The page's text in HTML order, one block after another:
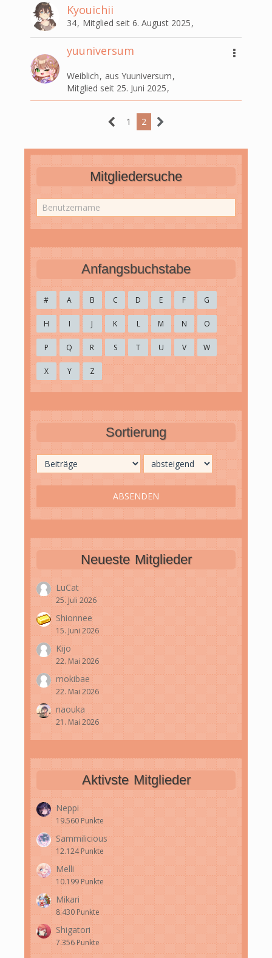
Kyouichii
34 Mitglied seit 6. August 2025
yuuniversum
Weiblich
aus Yuuniversum
Mitglied seit 25. Juni 2025
1 2
Mitgliedersuche
Anfangsbuchstabe
# A B C D E F G
H I J K L M N O
P Q R S T U V W
X Y Z
Sortierung
Neueste Mitglieder
LuCat
25. Juli 2026
Shionnee
15. Juni 2026
Kijo
22. Mai 2026
mokibae
22. Mai 2026
naouka
21. Mai 2026
Aktivste Mitglieder
Neppi
19.560 Punkte
Sammilicious
12.124 Punkte
Melli
10.199 Punkte
Mikari
8.430 Punkte
Shigatori
7.356 Punkte